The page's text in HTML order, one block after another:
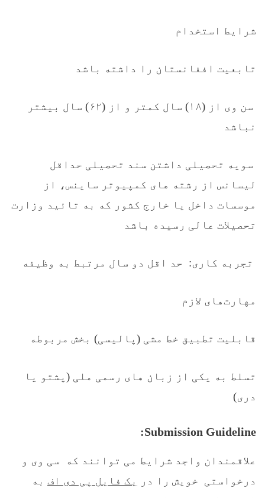
شرایط استخدام
تابعیت افغانستان را داشته باشد
سن وی از (۱۸) سال کمتر و از (۶۲) سال بیشتر
نباشد
سویه تحصیلی داشتن سند تحصیلی حداقل
لیسانس از رشته های کمپیوتر ساینس، از
موسسات داخل یا خارج کشور که به تائید وزارت
تحصیلات عالی رسیده باشد
تجربه کاری: حد اقل دو سال مرتبط به وظیفه
مهارت‌های لازم
قابلیت تطبیق خط مشی (پالیسی) بخش مربوطه
تسلط به یکی از زبان های رسمی ملی (پشتو یا
دری)
Submission Guideline:
علاقمندان واجد شرایط می توانند که سی وی و
درخواستی خویش را در
یک فایل پی دی اف به